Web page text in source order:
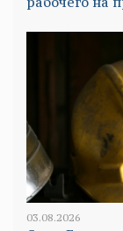
03.08.2026